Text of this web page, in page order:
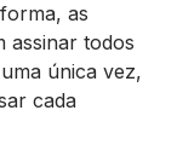
as
assinar todos
única vez,
cada